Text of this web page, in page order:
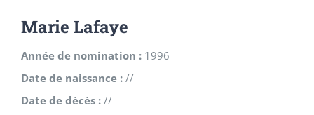
Marie Lafaye
Année de nomination : 1996
Date de naissance : //
Date de décès : //